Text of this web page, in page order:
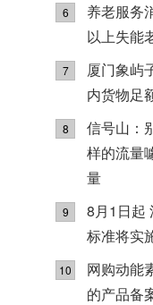
6
养老服务
以上失能
7
厦门象屿
内货物足
8
信号山：
样的流量
量
9
8月1日起
标准将实
10
网购动能
的产品备